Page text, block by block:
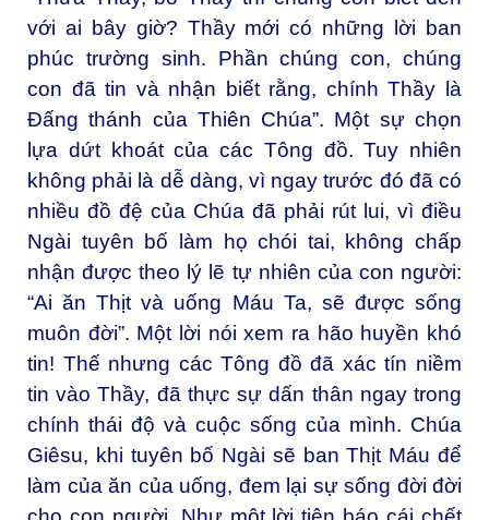
với ai bây giờ? Thầy mới có những lời ban
phúc trường sinh. Phần chúng con, chúng
con đã tin và nhận biết rằng, chính Thầy là
Đấng thánh của Thiên Chúa”. Một sự chọn
lựa dứt khoát của các Tông đồ. Tuy nhiên
không phải là dễ dàng, vì ngay trước đó đã có
nhiều đồ đệ của Chúa đã phải rút lui, vì điều
Ngài tuyên bố làm họ chói tai, không chấp
nhận được theo lý lẽ tự nhiên của con người:
“Ai ăn Thịt và uống Máu Ta, sẽ được sống
muôn đời”. Một lời nói xem ra hão huyền khó
tin! Thế nhưng các Tông đồ đã xác tín niềm
tin vào Thầy, đã thực sự dấn thân ngay trong
chính thái độ và cuộc sống của mình. Chúa
Giêsu, khi tuyên bố Ngài sẽ ban Thịt Máu để
làm của ăn của uống, đem lại sự sống đời đời